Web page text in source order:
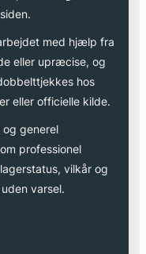
med hjælp fra
eller upræcise, og
hos
eller officielle kilde.
og generel
professionel
vilkår og
varsel.